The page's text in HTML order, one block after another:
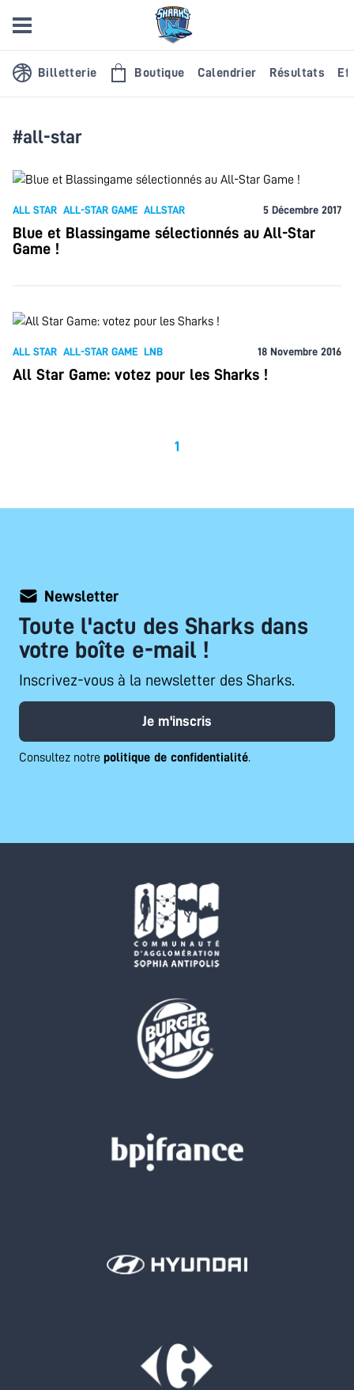
Billetterie Boutique Calendrier Résultats
#all-star
ALL STAR ALL-STAR GAME ALLSTAR 5 Décembre 2017
Blue et Blassingame sélectionnés au All-Star
Game !
ALL STAR ALL-STAR GAME LNB 18 Novembre 2016
All Star Game: votez pour les Sharks !
1
Newsletter
Toute l'actu des Sharks dans
votre boîte e-mail !
Inscrivez-vous à la newsletter des Sharks.
Je m'inscris
Consultez notre politique de confidentialité.